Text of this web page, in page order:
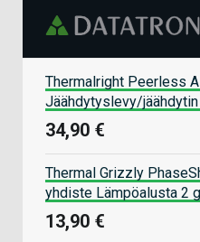
Thermalright Peerless
Jäähdytyslevy/
34,90 €
Thermal Grizzly
yhdiste Lämpöalusta 2 g
13,90 €